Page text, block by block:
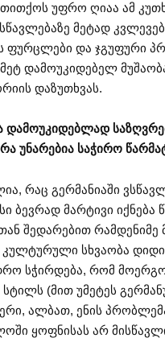
უფრო ღიაა ამ
მეტად
ფურცლები და ჯგუფური
დამოუკიდებელ
დაზუთხვას.
უნარებია საჭირო
რაც გერმანიაში
ბევრად მარტივი იქნება
შედარებით რამდენიმე
კულტურული სხვაობა
სჭირდება, რომ
სტილს (მით უმეტეს
ალბათ, ენის
ყოფნისას არ